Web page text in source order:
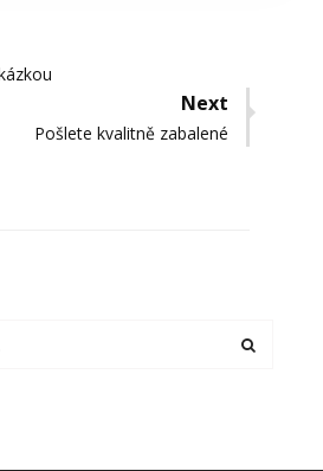
Next
Next
Pošlete kvalitně zabalené